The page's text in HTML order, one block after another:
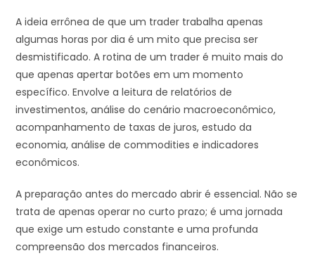
A ideia errônea de que um trader trabalha apenas
algumas horas por dia é um mito que precisa ser
desmistificado. A rotina de um trader é muito mais do
que apenas apertar botões em um momento
específico. Envolve a leitura de relatórios de
investimentos, análise do cenário macroeconômico,
acompanhamento de taxas de juros, estudo da
economia, análise de commodities e indicadores
econômicos.
A preparação antes do mercado abrir é essencial. Não se
trata de apenas operar no curto prazo; é uma jornada
que exige um estudo constante e uma profunda
compreensão dos mercados financeiros.